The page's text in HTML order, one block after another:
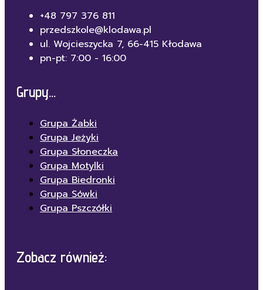
+48 797 376 811
przedszkole@klodawa.pl
ul. Wojcieszycka 7, 66-415 Kłodawa
pn-pt: 7:00 - 16:00
Grupy...
Grupa Żabki
Grupa Jeżyki
Grupa Słoneczka
Grupa Motylki
Grupa Biedronki
Grupa Sówki
Grupa Pszczółki
Zobacz również: